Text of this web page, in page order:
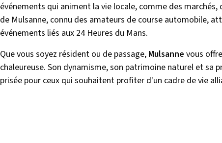
événements qui animent la vie locale, comme des
de Mulsanne, connu des amateurs de course automobile,
événements liés aux 24 Heures du Mans.
Que vous soyez résident ou de passage, Mulsanne vous
chaleureuse. Son dynamisme, son patrimoine naturel et sa
prisée pour ceux qui souhaitent profiter d'un cadre de vie